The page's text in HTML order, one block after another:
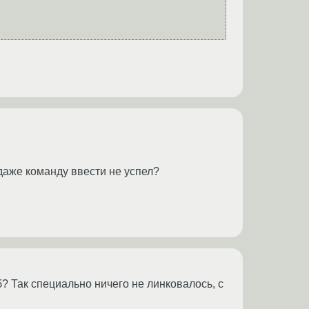
команду ввести не успел?
Так специально ничего не линковалось, с